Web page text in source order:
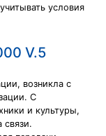
условия
V.5
возникла с
С
и культуры,
связи.